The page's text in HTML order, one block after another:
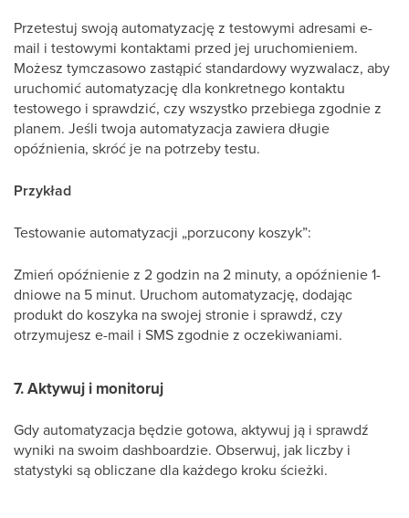
Przetestuj swoją automatyzację z testowymi adresami e-
mail i testowymi kontaktami przed jej uruchomieniem.
Możesz tymczasowo zastąpić standardowy wyzwalacz, aby
uruchomić automatyzację dla konkretnego kontaktu
testowego i sprawdzić, czy wszystko przebiega zgodnie z
planem. Jeśli twoja automatyzacja zawiera długie
opóźnienia, skróć je na potrzeby testu.
Przykład
Testowanie automatyzacji „porzucony koszyk”:
Zmień opóźnienie z 2 godzin na 2 minuty, a opóźnienie 1-
dniowe na 5 minut. Uruchom automatyzację, dodając
produkt do koszyka na swojej stronie i sprawdź, czy
otrzymujesz e-mail i SMS zgodnie z oczekiwaniami.
7. Aktywuj i monitoruj
Gdy automatyzacja będzie gotowa, aktywuj ją i sprawdź
wyniki na swoim dashboardzie. Obserwuj, jak liczby i
statystyki są obliczane dla każdego kroku ścieżki.